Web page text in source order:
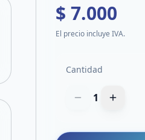
$ 7.000
El precio incluye IVA.
Cantidad
1